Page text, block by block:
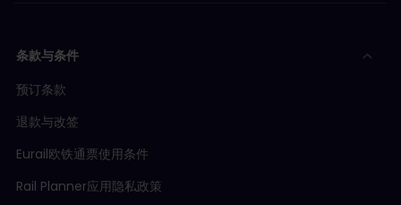
条款与条件
预订条款
退款与改签
Eurail欧铁通票使用条件
Rail Planner应用隐私政策